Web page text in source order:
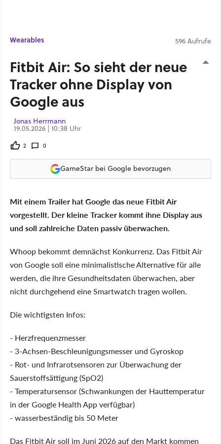
Wearables 596 Aufrufe
Fitbit Air: So sieht der neue
Tracker ohne Display von
Google aus
Jonas Herrmann
19.05.2026 | 10:38 Uhr
2 0
GameStar bei Google bevorzugen
Mit einem Trailer hat Google das neue Fitbit Air
vorgestellt. Der kleine Tracker kommt ihne Display aus
und soll zahlreiche Daten passiv überwachen.
Whoop bekommt demnächst Konkurrenz. Das Fitbit Air
von Google soll eine minimalistische Alternative für alle
werden, die ihre Gesundheitsdaten überwachen, aber
nicht durchgehend eine Smartwatch tragen wollen.
Die wichtigsten Infos:
- Herzfrequenzmesser
- 3-Achsen-Beschleunigungsmesser und Gyroskop
- Rot- und Infrarotsensoren zur Überwachung der
Sauerstoffsättigung (SpO2)
- Temperatursensor (Schwankungen der Hauttemperatur
in der Google Health App verfügbar)
- wasserbeständig bis 50 Meter
Das Fitbit Air soll im Juni 2026 auf den Markt kommen